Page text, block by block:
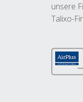
unsere
Talixo-